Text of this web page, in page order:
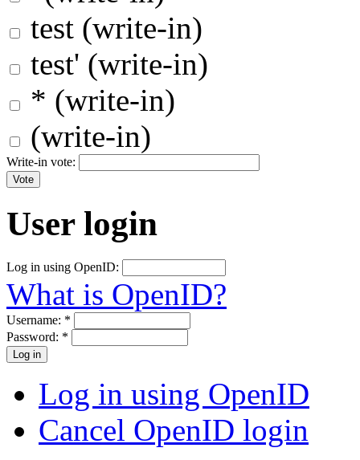
test (write-in)
test' (write-in)
* (write-in)
(write-in)
Write-in vote:
User login
Log in using OpenID:
What is OpenID?
Username: *
Password: *
Log in using OpenID
Cancel OpenID login